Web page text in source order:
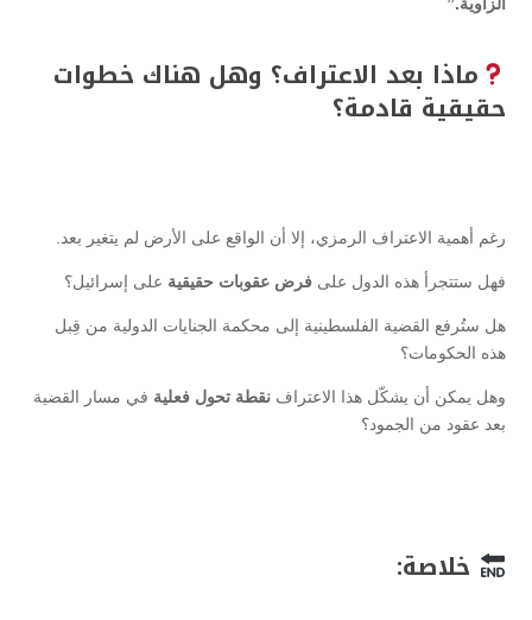
الزاوية.”
ماذا بعد الاعتراف؟ وهل هناك خطوات
حقيقية قادمة؟
رغم أهمية الاعتراف الرمزي، إلا أن الواقع على الأرض لم يتغير بعد.
فهل ستتجرأ هذه الدول على فرض عقوبات حقيقية على إسرائيل؟
هل ستُرفع القضية الفلسطينية إلى محكمة الجنايات الدولية من قِبل
هذه الحكومات؟
وهل يمكن أن يشكّل هذا الاعتراف نقطة تحول فعلية في مسار القضية
بعد عقود من الجمود؟
خلاصة: